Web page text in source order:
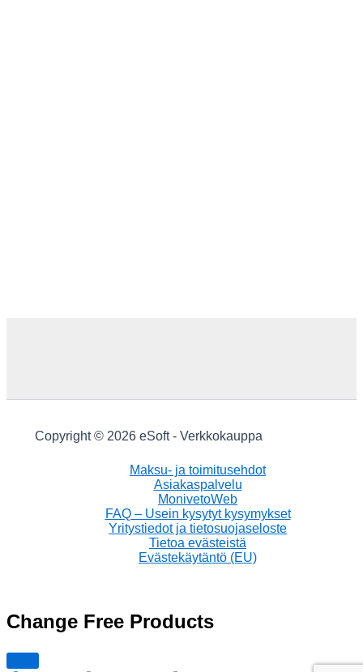
Copyright © 2026 eSoft - Verkkokauppa
Maksu- ja toimitusehdot
Asiakaspalvelu
MonivetoWeb
FAQ – Usein kysytyt kysymykset
Yritystiedot ja tietosuojaseloste
Tietoa evästeistä
Evästekäytäntö (EU)
Change Free Products